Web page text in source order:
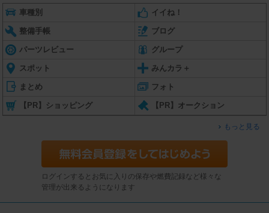
車種別 イイね！
整備手帳 ブログ
パーツレビュー グループ
スポット みんカラ＋
まとめ フォト
【PR】ショッピング 【PR】オークション
もっと見る
ログインするとお気に入りの保存や燃費記録など様々な
管理が出来るようになります